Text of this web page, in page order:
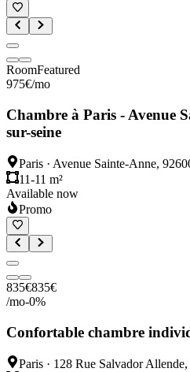
RoomFeatured
975€/mo
Chambre à Paris - Avenue
sur-seine
Paris · Avenue Sainte-Anne,
11-11 m²
Available now
Promo
835€835€
/mo-0%
Confortable chambre
Paris · 128 Rue Salvador